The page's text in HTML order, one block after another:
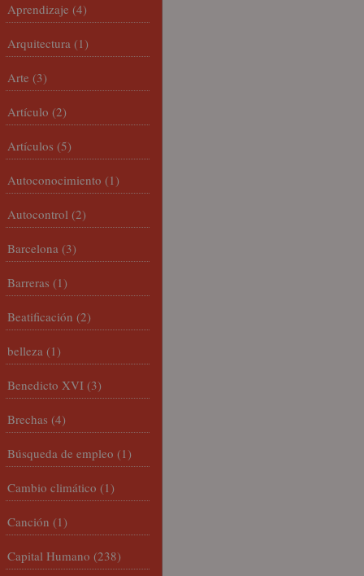
Aprendizaje (4)
Arquitectura (1)
Arte (3)
Artículo (2)
Artículos (5)
Autoconocimiento (1)
Autocontrol (2)
Barcelona (3)
Barreras (1)
Beatificación (2)
belleza (1)
Benedicto XVI (3)
Brechas (4)
Búsqueda de empleo (1)
Cambio climático (1)
Canción (1)
Capital Humano (238)